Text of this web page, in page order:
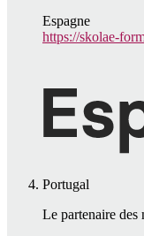
Espagne
https://skolae-
Portugal
Le partenaire des